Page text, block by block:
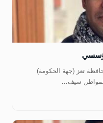
تعز (جهة الحكومة)
المواطن سيف…